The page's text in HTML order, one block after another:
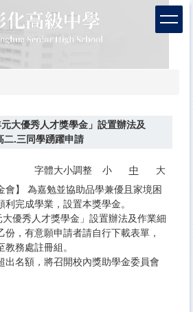
元大優秀人才獎學金」設置辦法及
二.三同學踴躍申請
字體大小調整 小 中
大
會】 為嘉勉並協助品學兼優且家境困
利完成學業，設置本獎學金。
優秀人才獎學金」設置辦法及作業細
份，有意願申請者請自行下載表單，
務處註冊組。
出名額，將召開校內獎助學金委員會